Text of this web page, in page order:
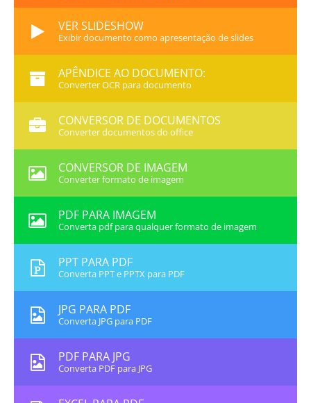
VER SLIDESHOW
Exibir documento como apresentação de slides
APÊNDICE AO DOCUMENTO:
Converter OCR para documento
CONVERSOR DE DOCUMENTOS
Converter documentos do office
CONVERSOR DE IMAGEM
Converter formato de imagem
PDF PARA IMAGEM
Converta pdf para qualquer formato de imagem
PPT PARA PDF
Converta PPT e PPTX para PDF
JPG PARA PDF
Converta JPG para PDF
PDF PARA JPG
Converta PDF para JPG